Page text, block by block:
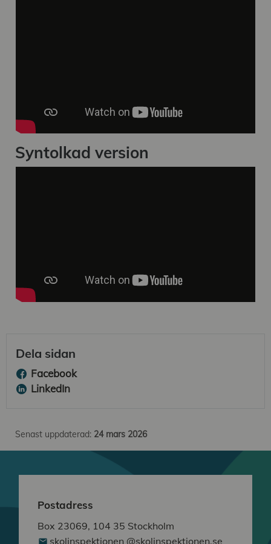
Syntolkad version
Dela sidan
Facebook
LinkedIn
Senast uppdaterad: 24 mars 2026
Postadress
Box 23069, 104 35 Stockholm
skolinspektionen @skolinspektionen.se